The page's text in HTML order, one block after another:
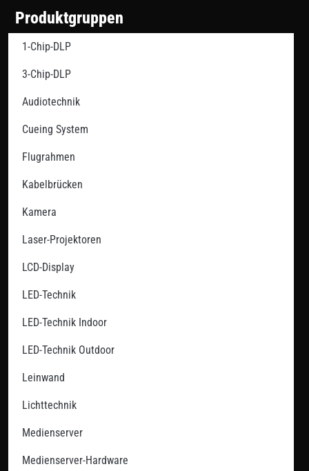
Produktgruppen
1-Chip-DLP
3-Chip-DLP
Audiotechnik
Cueing System
Flugrahmen
Kabelbrücken
Kamera
Laser-Projektoren
LCD-Display
LED-Technik
LED-Technik Indoor
LED-Technik Outdoor
Leinwand
Lichttechnik
Medienserver
Medienserver-Hardware